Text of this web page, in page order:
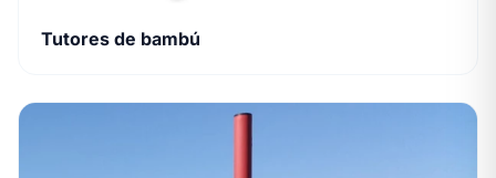
Tutores de bambú